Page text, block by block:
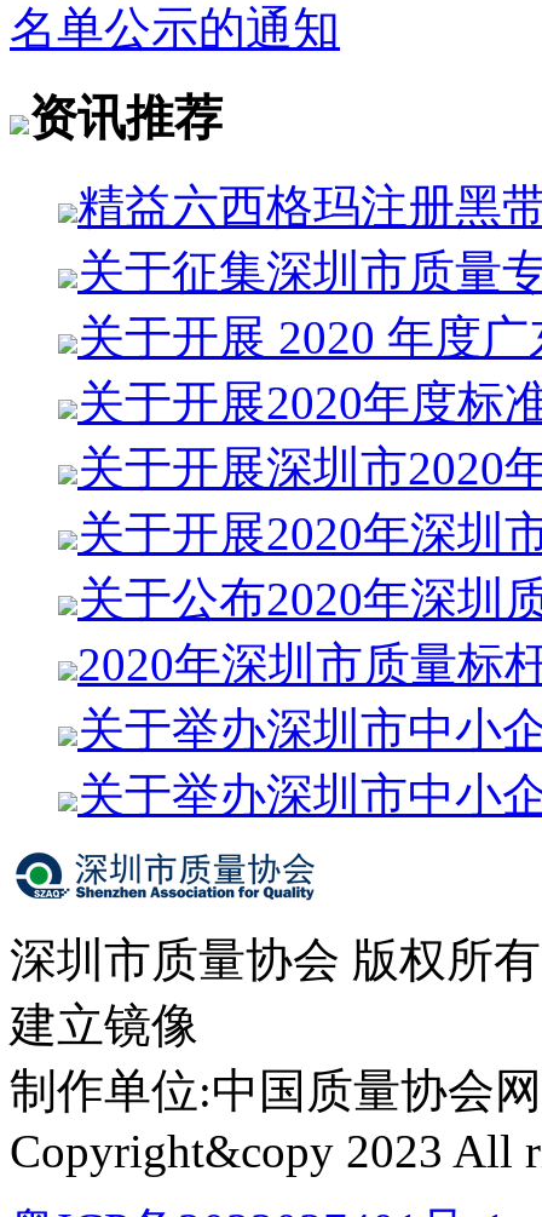
名单公示的通知
资讯推荐
精益六西格玛注册黑
关于征集深圳市质量
关于开展 2020 年度
关于开展2020年度标
关于开展深圳市2020
关于开展2020年深圳
关于公布2020年深圳
2020年深圳市质量标
关于举办深圳市中小
关于举办深圳市中小
深圳市质量协会 版权所
建立镜像
制作单位:中国质量协会
Copyright&copy 2023 All